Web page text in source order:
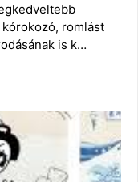
romlást
is k…